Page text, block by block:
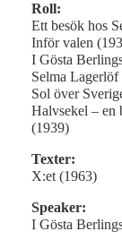
Roll:
Ett besök hos
Inför valen
I Gösta
Selma
Sol över
Halvsekel – en
(1939)
Texter:
X:et (1963)
Speaker:
I Gösta